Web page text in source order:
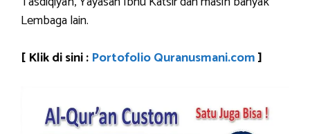
Lembaga lain.
[ Klik di sini : Portofolio Quranusmani.com]